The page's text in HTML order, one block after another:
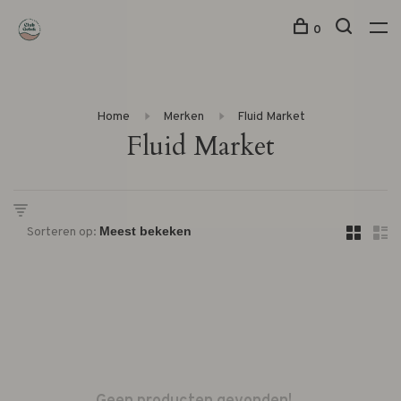
0
Home Merken Fluid Market
Fluid Market
Sorteren op: